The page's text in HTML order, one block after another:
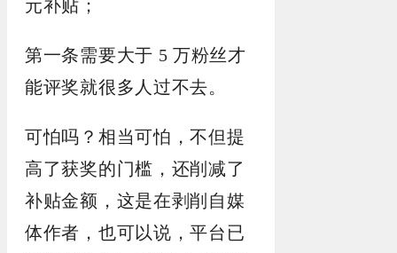
元补贴；
第一条需要大于 5 万粉丝才
能评奖就很多人过不去。
可怕吗？相当可怕，不但提
高了获奖的门槛，还削减了
补贴金额，这是在剥削自媒
体作者，也可以说，平台已